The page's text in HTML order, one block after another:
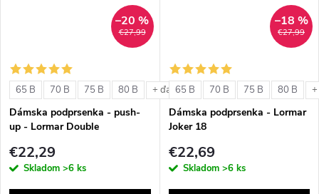
€27,99
–20 %
65 B 70 B 75 B 80 B + ďalšie
Dámska podprsenka - push-
up - Lormar Double
€22,29
Skladom >6 ks
€27,99
–18 %
65 B 70 B 75 B 80 B
Dámska podprsenka - Lormar
Joker 18
€22,69
Skladom >6 ks